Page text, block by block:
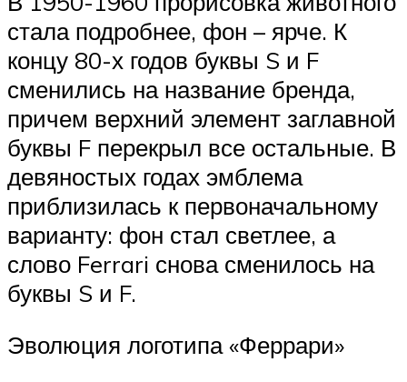
стала подробнее, фон – ярче. К
концу 80-х годов буквы S и F
сменились на название бренда,
причем верхний элемент заглавной
буквы F перекрыл все остальные. В
девяностых годах эмблема
приблизилась к первоначальному
варианту: фон стал светлее, а
слово Ferrari снова сменилось на
буквы S и F.
Эволюция логотипа «Феррари»